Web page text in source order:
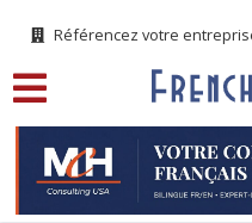
Référencez votre